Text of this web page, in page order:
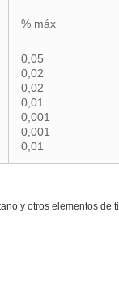
% máx
0,05
0,02
0,02
0,01
0,001
0,001
0,01
y otros elementos de